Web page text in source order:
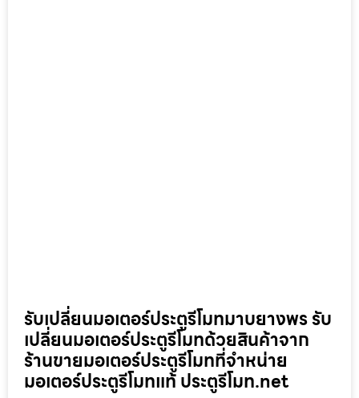
รับเปลี่ยนมอเตอร์ประตูรีโมทมาบยางพร รับ
เปลี่ยนมอเตอร์ประตูรีโมทด้วยสินค้าจาก
ร้านขายมอเตอร์ประตูรีโมทที่จำหน่าย
มอเตอร์ประตูรีโมทแท้ ประตูรีโมท.net